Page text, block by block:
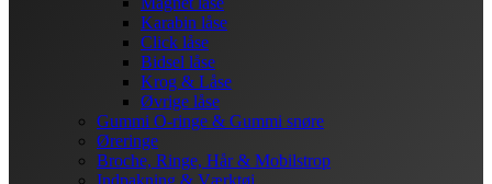
Karabin låse
Click låse
Bidsel låse
Krog & Låse
Øvrige låse
Gummi O-ringe & Gummi snøre
Øreringe
Broche, Ringe, Hår & Mobilstrop
Indpakning & Værktøj